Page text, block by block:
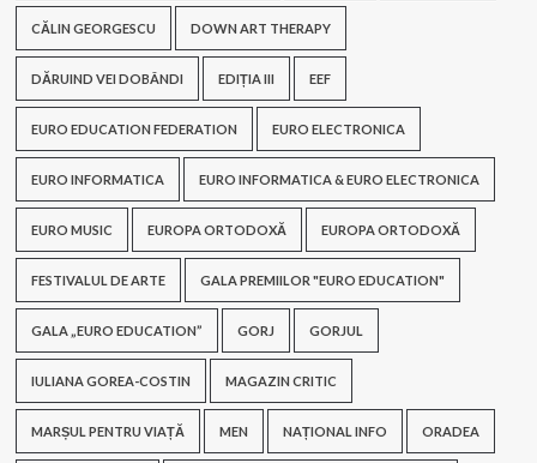
CĂLIN GEORGESCU DOWN ART THERAPY
DĂRUIND VEI DOBÂNDI EDIȚIA III EEF
EURO EDUCATION FEDERATION EURO ELECTRONICA
EURO INFORMATICA EURO INFORMATICA & EURO ELECTRONICA
EURO MUSIC EUROPA ORTODOXĂ EUROPA ORTODOXĂ
FESTIVALUL DE ARTE GALA PREMIILOR "EURO EDUCATION"
GALA „EURO EDUCATION” GORJ GORJUL
IULIANA GOREA-COSTIN MAGAZIN CRITIC
MARȘUL PENTRU VIAȚĂ MEN NAȚIONAL INFO ORADEA